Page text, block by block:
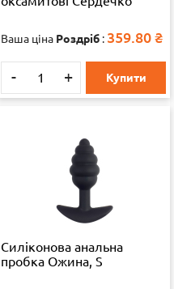
Ваша ціна Роздріб : 359.80 ₴
- + Купити
Силіконова анальна
пробка Ожина, S